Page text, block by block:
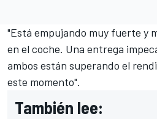
"Está empujando muy fuerte y
en el coche. Una entrega
ambos están superando el
este momento".
También lee: